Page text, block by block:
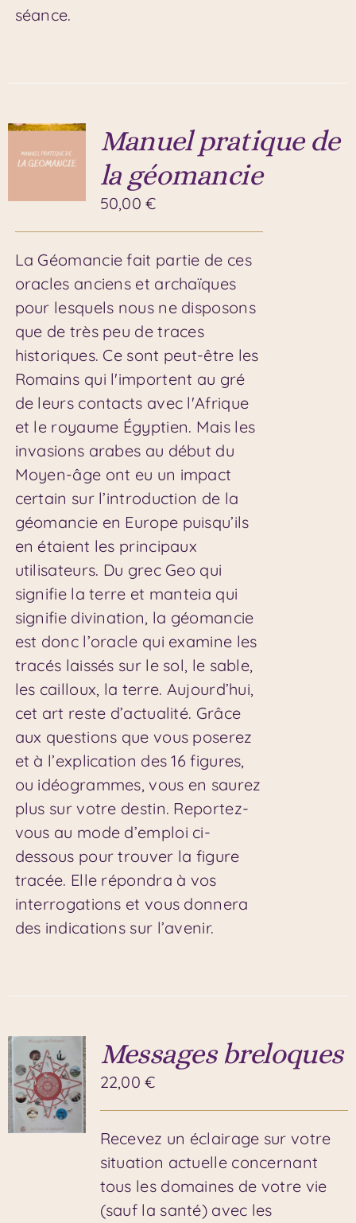
séance.
Manuel pratique de
la géomancie
50,00€
La Géomancie fait partie de ces
oracles anciens et archaïques
pour lesquels nous ne disposons
que de très peu de traces
historiques. Ce sont peut-être les
Romains qui l'importent au gré
de leurs contacts avec l'Afrique
et le royaume Égyptien. Mais les
invasions arabes au début du
Moyen-âge ont eu un impact
certain sur l’introduction de la
géomancie en Europe puisqu’ils
en étaient les principaux
utilisateurs. Du grec Geo qui
signifie la terre et manteia qui
signifie divination, la géomancie
est donc l’oracle qui examine les
tracés laissés sur le sol, le sable,
les cailloux, la terre. Aujourd’hui,
cet art reste d’actualité. Grâce
aux questions que vous poserez
et à l’explication des 16 figures,
ou idéogrammes, vous en saurez
plus sur votre destin. Reportez-
vous au mode d’emploi ci-
dessous pour trouver la figure
tracée. Elle répondra à vos
interrogations et vous donnera
des indications sur l’avenir.
Messages breloques
22,00€
Recevez un éclairage sur votre
situation actuelle concernant
tous les domaines de votre vie
(sauf la santé) avec les